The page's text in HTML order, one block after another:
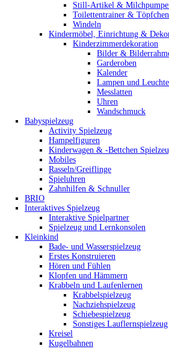
Still-Artikel &
Toilettentrainer & Töpfchen
Windeln
Kindermöbel, Einrichtung &
Kinderzimmerdekoration
Bilder &
Garderoben
Kalender
Lampen und
Messlatten
Uhren
Wandschmuck
Babyspielzeug
Activity Spielzeug
Hampelfiguren
Kinderwagen & -Bettchen
Mobiles
Rasseln/Greiflinge
Spieluhren
Zahnhilfen & Schnuller
BRIO
Interaktives Spielzeug
Interaktive Spielpartner
Spielzeug und Lernkonsolen
Kleinkind
Bade- und Wasserspielzeug
Erstes Konstruieren
Hören und Fühlen
Klopfen und Hämmern
Krabbeln und Laufenlernen
Krabbelspielzeug
Nachziehspielzeug
Schiebespielzeug
Sonstiges Lauflernspielzeug
Kreisel
Kugelbahnen